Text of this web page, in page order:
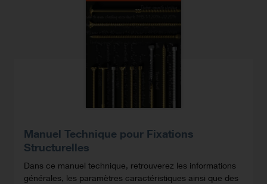
Manuel Technique pour Fixations
Structurelles
Dans ce manuel technique, retrouverez les informations
générales, les paramètres caractéristiques ainsi que des